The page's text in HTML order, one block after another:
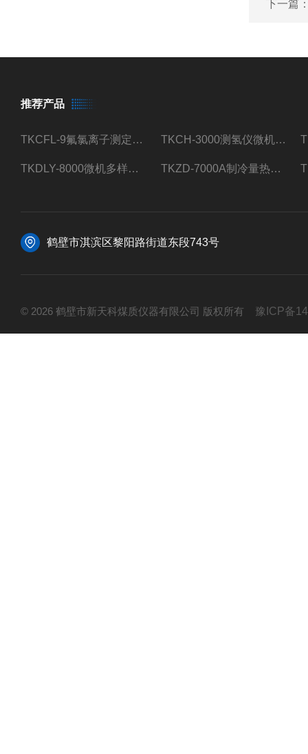
下一篇
推荐产品
TKCFL-9氟氯离子测定仪自动煤质检测 TKCH-3000测氢仪微机氢元素测定煤质检测
TKDLY-8000微机多样测硫仪自动定硫仪化验室硫含量测定 TKZD-7000A制冷量热仪自动升降热值仪煤质检测
鹤壁市淇滨区黎阳路街道东段743号
© 2026 鹤壁市新天科煤质仪器有限公司 版权所有 豫ICP备